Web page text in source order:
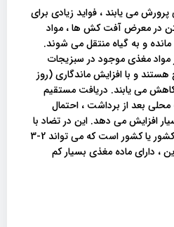
می یابند ، فواید زیادی برای
در معرض آفت کش ها ، مواد
و به گیاه منتقل می شوند.
مواد مغذی موجود در سبزیجات
و با افزایش ماندگاری (روز
می یابند. دریافت مستقیم
محلی بعد از برداشت ، احتمال
افزایش می دهد. این در تضاد با
بسیاری از محصولات خارج از کشور یا کشور است که می تواند 2-3
، دارای ماده مغذی بسیار کم